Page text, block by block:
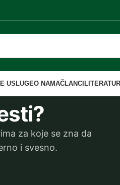
USLUGEO NAMAČLANCI
za koje se zna da
i svesno.